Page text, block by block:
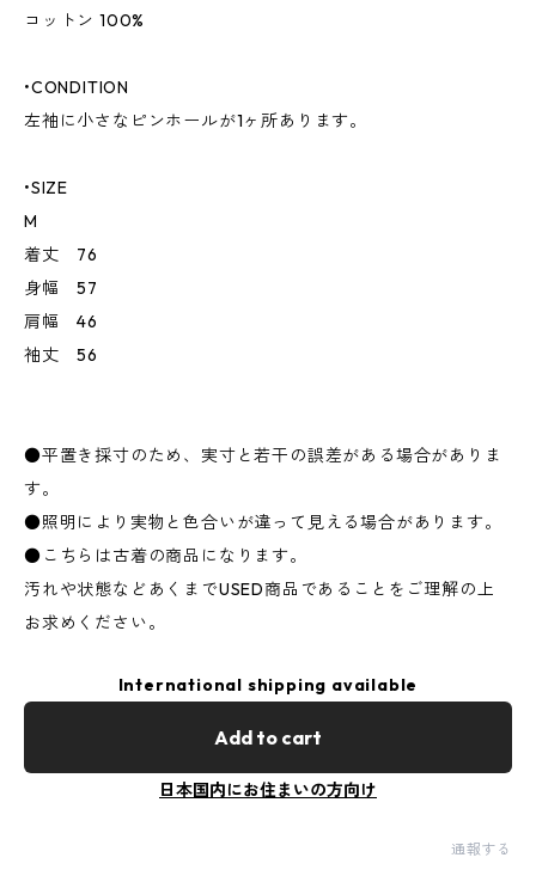
コットン 100%
•CONDITION
左袖に小さなピンホールが1ヶ所あります。
•SIZE
M
着丈 76
身幅 57
肩幅 46
袖丈 56
●平置き採寸のため、実寸と若干の誤差がある場合がありま
す。
●照明により実物と色合いが違って見える場合があります。
●こちらは古着の商品になります。
汚れや状態などあくまでUSED商品であることをご理解の上
お求めください。
International shipping available
Add to cart
日本国内にお住まいの方向け
通報する